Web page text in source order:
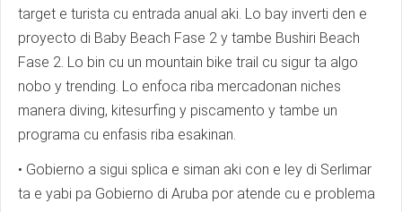
target e turista cu entrada anual aki. Lo bay inverti den e
proyecto di Baby Beach Fase 2 y tambe Bushiri Beach
Fase 2. Lo bin cu un mountain bike trail cu sigur ta algo
nobo y trending. Lo enfoca riba mercadonan niches
manera diving, kitesurfing y piscamento y tambe un
programa cu enfasis riba esakinan.
• Gobierno a sigui splica e siman aki con e ley di Serlimar
ta e yabi pa Gobierno di Aruba por atende cu e problema